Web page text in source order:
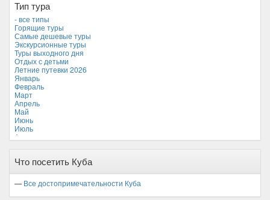
Турция
Финляндия
Франция
Хорватия
Черногория
Чехия
Тип тура
- все типы
Горящие туры
Самые дешевые туры
Экскурсионные туры
Туры выходного дня
Отдых с детьми
Летние путевки 2026
Январь
Февраль
Март
Апрель
Май
Июнь
Июль
Август
Ноябрь
Что посетить Куба
— Все достопримечательности Куба